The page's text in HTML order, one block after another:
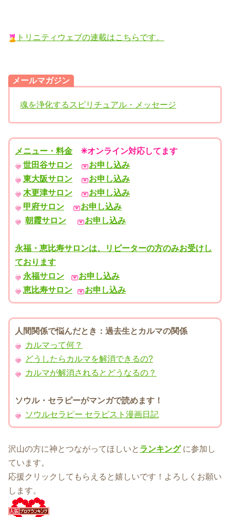
トリニティウェブの連載はこちらです。
メールマガジン
魂を浄化するスピリチュアル・メッセージ
メニュー・料金 ✳︎オンライン対応してます
世田谷サロン
お申し込み
東大阪サロン
お申し込み
木更津サロン
お申し込み
甲府サロン
お申し込み
朝霞サロン
お申し込み
永福・恵比寿サロンは、リピーターの方のみお受けし
ております
永福サロン
お申し込み
恵比寿サロン
お申し込み
人間関係で悩んだとき：過去生とカルマの関係
カルマって何？
どうしたらカルマを解消できるの?
カルマが解消されるとどうなるの？
ソウル・セラピーがマンガで読めます！
ソウルセラピー セラピスト漫画日記
沢山の方に神とつながってほしいと ランキングに参加し
ています。
応援クリックしてもらえると嬉しいです！よろしくお願い
します。